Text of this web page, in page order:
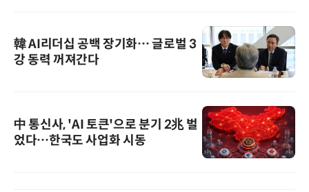
韓 AI리더십 공백 장기화… 글로벌 3
강 동력 꺼져간다
中 통신사, 'AI 토큰'으로 분기 2兆 벌
었다…한국도 사업화 시동